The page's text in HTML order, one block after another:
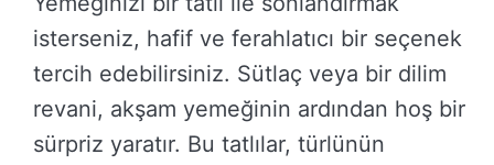
isterseniz, hafif ve ferahlatıcı bir seçenek
tercih edebilirsiniz. Sütlaç veya bir dilim
revani, akşam yemeğinin ardından hoş bir
sürpriz yaratır. Bu tatlılar, türlünün